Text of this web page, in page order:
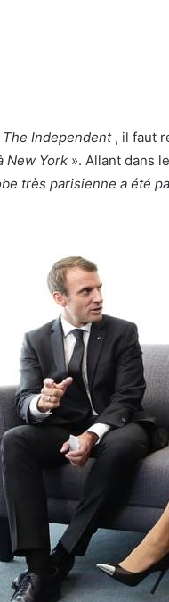
The Independent, il faut
New York ». Allant dans
très parisienne a été